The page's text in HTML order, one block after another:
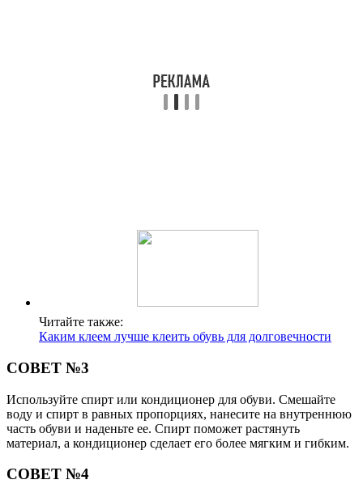
Читайте также:
Каким клеем лучше клеить обувь для долговечности
СОВЕТ №3
Используйте спирт или кондиционер для обуви. Смешайте
воду и спирт в равных пропорциях, нанесите на внутреннюю
часть обуви и наденьте ее. Спирт поможет растянуть
материал, а кондиционер сделает его более мягким и гибким.
СОВЕТ №4